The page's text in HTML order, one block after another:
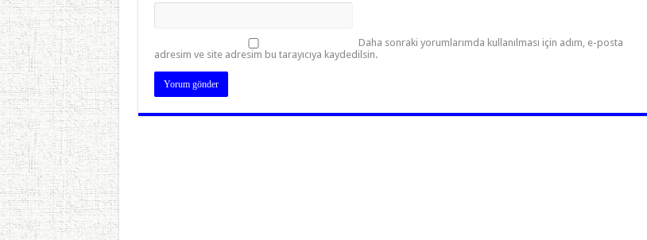
Daha sonraki yorumlarımda kullanılması için adım, e-posta
adresim ve site adresim bu tarayıcıya kaydedilsin.